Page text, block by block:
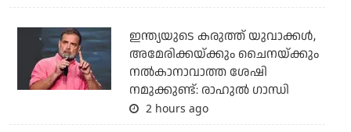
ഇന്ത്യയുടെ കരുത്ത് യുവാക്കള്‍,
അമേരിക്കയ്ക്കും ചൈനയ്ക്കും
നല്‍കാനാവാത്ത ശേഷി
നമുക്കുണ്ട്: രാഹുല്‍ ഗാന്ധി
2 hours ago